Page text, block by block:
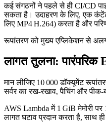
कई संगठनों ने पहले से ही CI/CD
सकता है। उदाहरण के लिए, एक
लिए MP4 H.264) करता है और
रूपांतरण को मुख्य एप्लिकेशन से
लागत तुलना: पारंपरिक
मान लीजिए 10 000 डॉक्यूमेंट
सर्वर का रख‑रखाव, पैचिंग और
AWS Lambda में 1 GiB मेमोरी
लागत घटाव प्रदान करता है, साथ